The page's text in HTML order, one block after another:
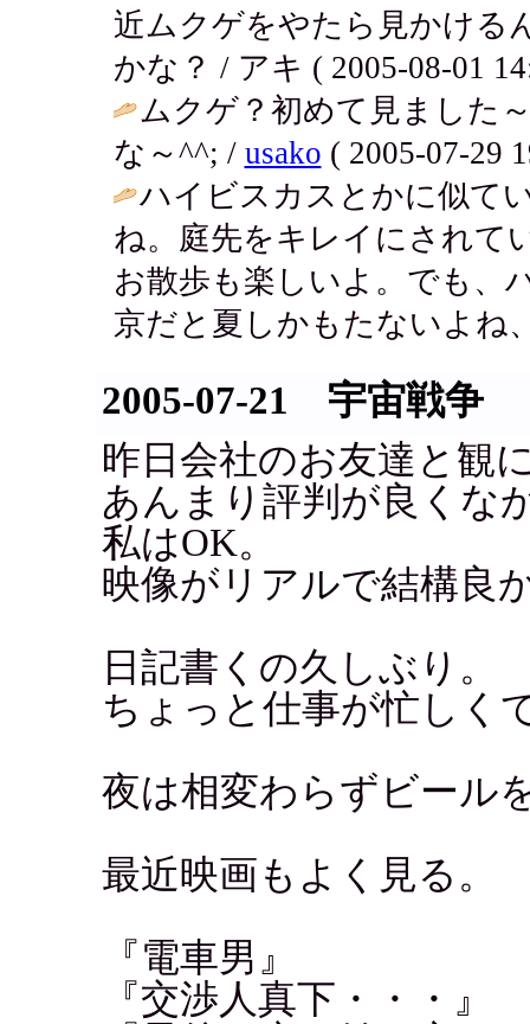
近ムクゲをやたら見かける
かな？ / アキ ( 2005-08-01
ムクゲ？初めて見ました
な～^^; / usako ( 2005-07-29
ハイビスカスとかに似て
ね。庭先をキレイにされて
お散歩も楽しいよ。でも、
京だと夏しかもたないよね
2005-07-21 宇宙戦争
昨日会社のお友達と観
あんまり評判が良くな
私はOK。
映像がリアルで結構良
日記書くの久しぶり。
ちょっと仕事が忙しく
夜は相変わらずビール
最近映画もよく見る。
『電車男』
『交渉人真下・・・』